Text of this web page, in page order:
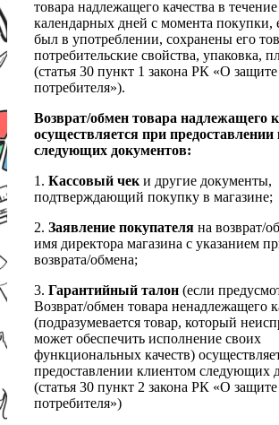
товара надлежащего качества в
календарных дней с момента покупки,
был в употреблении, сохранены его
потребительские свойства, упаковка,
(статья 30 пункт 1 закона РК «О
потребителя»).
Возврат/обмен товара надлежащего
осуществляется при
следующих документов:
1. Кассовый чеки другие документы,
подтверждающий покупку в магазине;
2. Заявление покупателя на возврат/
имя директора магазина с указанием
возврата/обмена;
3. Гарантийный талон (если
Возврат/обмен товара ненадлежащего
(подразумевается товар, который
может обеспечить исполнение своих
функциональных качеств)
предоставлении клиентом следующих
(статья 30 пункт 2 закона РК «О
потребителя»)